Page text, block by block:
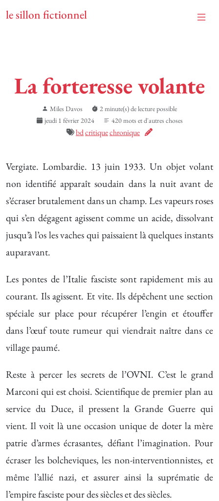
le sillon fictionnel
La forteresse volante
Miles Davos
2 minute(s) de lecture possible
jeudi 1 février 2024
420 mots et d'autres choses
bdcritiquechronique
Vergiate. Lombardie. 13 juin 1933. Un objet volant
non identifié apparaît soudain dans la nuit avant de
s’écraser brutalement dans un champ. Les vapeurs roses
qui s’en dégagent agissent comme un acide, dissolvant
jusqu’à l’os les vaches qui paissaient là quelques instants
auparavant.
Les pontes de l’Italie fasciste sont rapidement mis au
courant. Ils agissent. Et vite. Ils dépêchent une section
spéciale sur place pour récupérer l’engin et étouffer
dans l’œuf toute rumeur qui viendrait naître dans ce
village paumé.
Reste à percer les secrets de l’OVNI. C’est le grand
Marconi qui est choisi. Scientifique de premier plan au
service du Duce, il pressent la Grande Guerre qui
vient. Il voit là une occasion unique de doter la mère
patrie d’armes écrasantes, défiant l’imagination. Pour
écraser les bolcheviques, les non-interventionnistes, et
même l’allié nazi, et assurer ainsi la suprématie de
l’empire fasciste pour des siècles et des siècles.